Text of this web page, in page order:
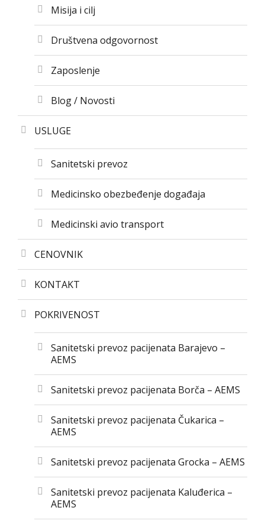
Misija i cilj
Društvena odgovornost
Zaposlenje
Blog / Novosti
USLUGE
Sanitetski prevoz
Medicinsko obezbeđenje događaja
Medicinski avio transport
CENOVNIK
KONTAKT
POKRIVENOST
Sanitetski prevoz pacijenata Barajevo –
AEMS
Sanitetski prevoz pacijenata Borča – AEMS
Sanitetski prevoz pacijenata Čukarica –
AEMS
Sanitetski prevoz pacijenata Grocka – AEMS
Sanitetski prevoz pacijenata Kaluđerica –
AEMS